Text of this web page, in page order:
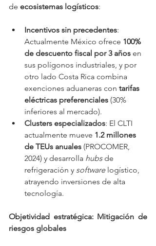
de ecosistemas logísticos:
Incentivos sin precedentes:
Actualmente México ofrece 100%
de descuento fiscal por 3 años en
sus polígonos industriales, y por
otro lado Costa Rica combina
exenciones aduaneras con tarifas
eléctricas preferenciales (30%
inferiores al mercado).
Clusters especializados: El CLTI
actualmente mueve 1.2 millones
de TEUs anuales (PROCOMER,
2024) y desarrolla hubs de
refrigeración y software logístico,
atrayendo inversiones de alta
tecnología.
Objetividad estratégica: Mitigación de
riesgos globales